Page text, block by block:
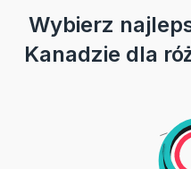
Wybierz
Kanadzie dla